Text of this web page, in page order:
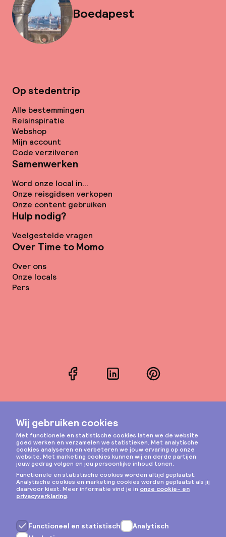
Boedapest
Op stedentrip
Alle bestemmingen
Reisinspiratie
Webshop
Mijn account
Code verzilveren
Samenwerken
Word onze local in...
Onze reisgidsen verkopen
Onze content gebruiken
Hulp nodig?
Veelgestelde vragen
Over Time to Momo
Over ons
Onze locals
Pers
FacebookLinkedInPinterest
Instagram
Privacy & cookies
Algemene voorwaarden